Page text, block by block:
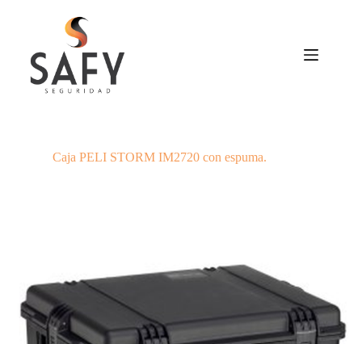
Caja PELI STORM IM2720 con espuma.